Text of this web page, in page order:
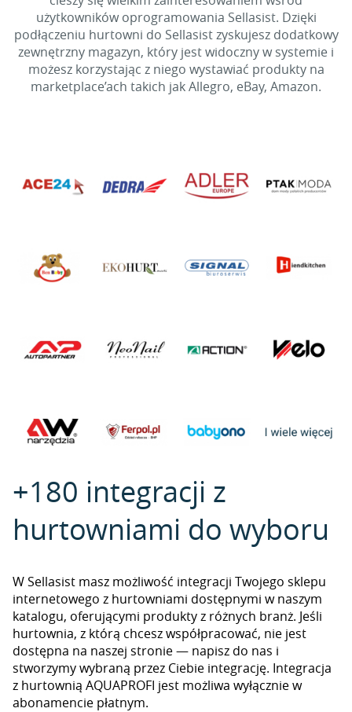
użytkowników oprogramowania Sellasist. Dzięki
podłączeniu hurtowni do Sellasist zyskujesz dodatkowy
zewnętrzny magazyn, który jest widoczny w systemie i
możesz korzystając z niego wystawiać produkty na
marketplace’ach takich jak Allegro, eBay, Amazon.
+180 integracji z
hurtowniami do wyboru
W Sellasist masz możliwość integracji Twojego sklepu
internetowego z hurtowniami dostępnymi w naszym
katalogu, oferującymi produkty z różnych branż. Jeśli
hurtownia, z którą chcesz współpracować, nie jest
dostępna na naszej stronie — napisz do nas i
stworzymy wybraną przez Ciebie integrację. Integracja
z hurtownią AQUAPROFI jest możliwa wyłącznie w
abonamencie płatnym.